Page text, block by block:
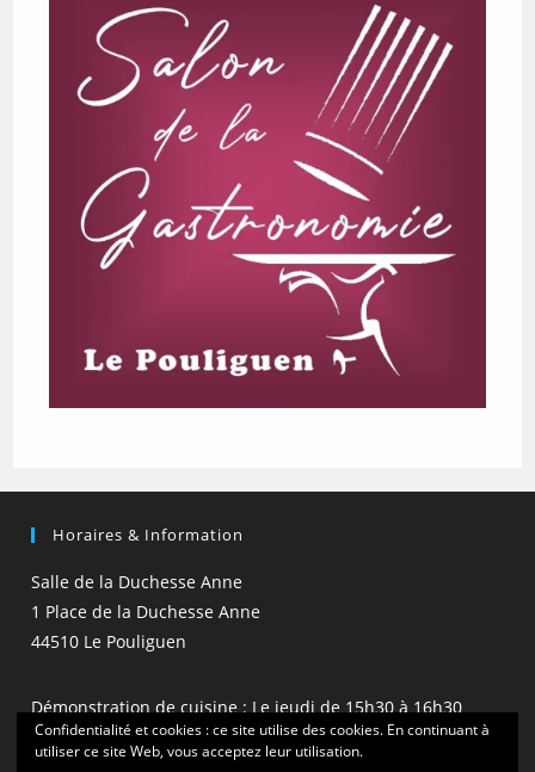
Horaires & Information
Salle de la Duchesse Anne
1 Place de la Duchesse Anne
44510 Le Pouliguen
Démonstration de cuisine : Le jeudi de 15h30 à 16h30
(hors vacances scolaires)
Confidentialité et cookies : ce site utilise des cookies. En continuant à
utiliser ce site Web, vous acceptez leur utilisation.